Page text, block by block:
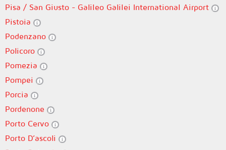
Pisa / San Giusto - Galileo Galilei International Airport
Pistoia
Podenzano
Policoro
Pomezia
Pompei
Porcia
Pordenone
Porto Cervo
Porto D’ascoli